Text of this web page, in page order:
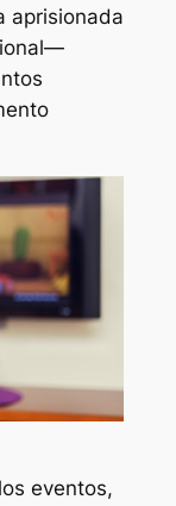
aprisionada
eventos,